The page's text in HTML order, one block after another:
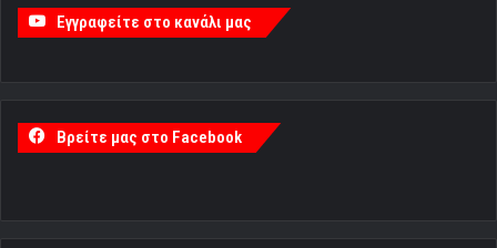
Εγγραφείτε στο κανάλι μας
Βρείτε μας στο Facebook